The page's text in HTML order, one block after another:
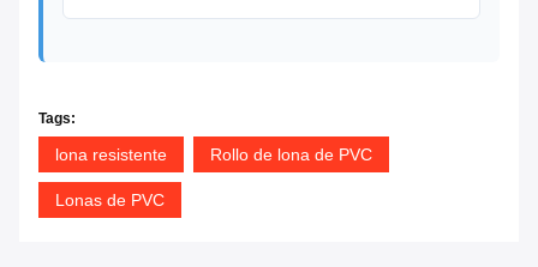
Tags:
lona resistente Rollo de lona de PVC
Lonas de PVC